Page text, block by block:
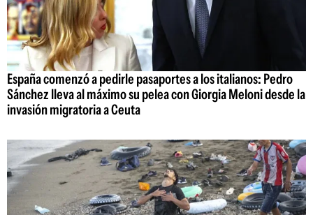
España comenzó a pedirle pasaportes a los italianos: Pedro
Sánchez lleva al máximo su pelea con Giorgia Meloni desde la
invasión migratoria a Ceuta